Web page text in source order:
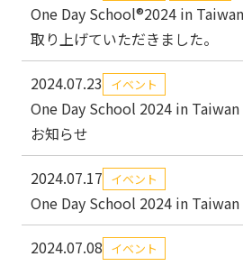
One Day School®2024 in
取り上げていただきました。
2024.07.23 イベント
One Day School 2024 in
お知らせ
2024.07.17 イベント
One Day School 2024 in Taiwan
2024.07.08 イベント